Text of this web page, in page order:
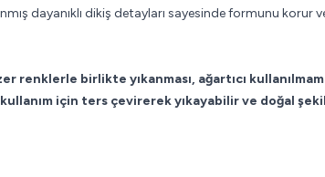
dayanıklı dikiş detayları sayesinde formunu korur
renklerle birlikte yıkanması, ağartıcı
için ters çevirerek yıkayabilir ve doğal